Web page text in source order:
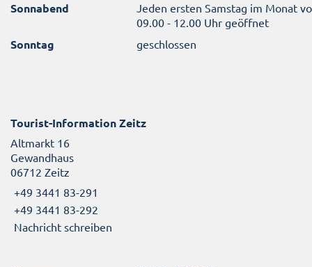
Sonnabend
Jeden ersten Samstag im Monat
09.00 - 12.00 Uhr geöffnet
Sonntag geschlossen
Tourist-Information Zeitz
Altmarkt 16
Gewandhaus
06712 Zeitz
+49 3441 83-291
+49 3441 83-292
Nachricht schreiben